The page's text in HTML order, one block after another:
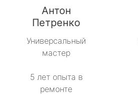
Антон
Петренко
Универсальный
мастер
5 лет опыта в
ремонте